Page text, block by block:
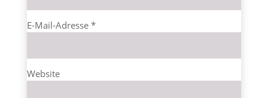
E-Mail-Adresse *
Website